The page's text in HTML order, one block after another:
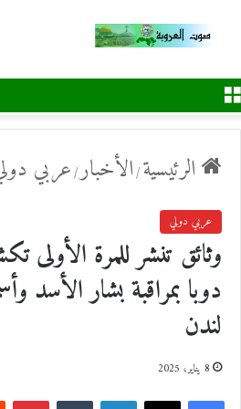
الرئيسية/الأخبار/عربي
عربي دولي
وثائق تنشر للمرة
دوبا بمراقبة بشار الأسد
لندن
8 يناير، 2025